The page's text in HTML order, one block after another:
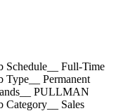
Schedule__ Full-Time
Type__ Permanent
PULLMAN
Category__ Sales